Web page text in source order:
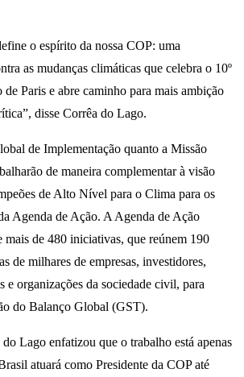
o espírito da nossa COP: uma
as mudanças climáticas que celebra o 10º
Paris e abre caminho para mais ambição
disse Corrêa do Lago.
de Implementação quanto a Missão
de maneira complementar à visão
de Alto Nível para o Clima para os
Agenda de Ação. A Agenda de Ação
mais de 480 iniciativas, que reúnem 190
de milhares de empresas, investidores,
e organizações da sociedade civil, para
do Balanço Global (GST).
Lago enfatizou que o trabalho está apenas
atuará como Presidente da COP até